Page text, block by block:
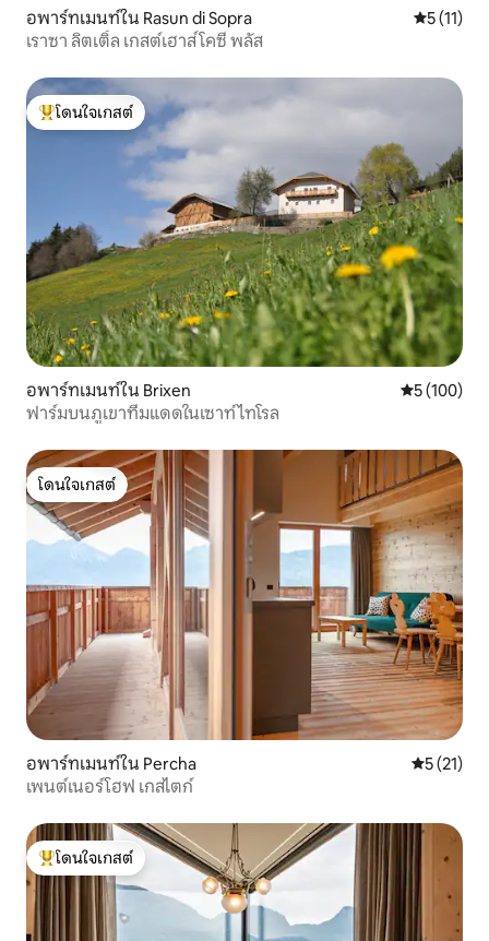
อพาร์ทเมนท์ใน Rasun di Sopra คะแนนเฉ
5 (11)
เราซา ลิตเติ้ล เกสต์เฮาส์ โคซี่ พลัส
โดนใจเกสต์ที่สุด
โดนใจเกสต์
อพาร์ทเมนท์ใน Brixen คะแนนเฉลี่ย
5 (100)
ฟาร์มบนภูเขาที่มแดดในเซาท์ไทโรล
โดนใจเกสต์
โดนใจเกสต์
อพาร์ทเมนท์ใน Percha คะแนนเฉลี่
5 (21)
เพนต์เนอร์โฮฟ เกสไตก์
โดนใจเกสต์ที่สุด
โดนใจเกสต์